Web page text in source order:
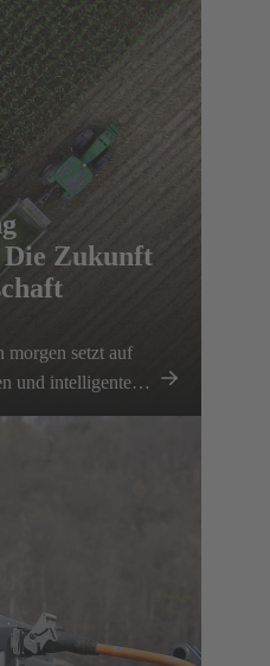
Die Zukunft
setzt auf
und intelligente
Schritt hin
dabei, ihre
zu gestalten und
So schaffen
für ein
und